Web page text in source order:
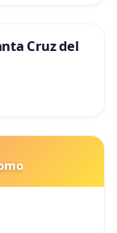
Cruz del